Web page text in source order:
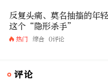
反复头痛、莫名抽搐的年
这个“隐形杀手”
热门 综合 0评论
评论